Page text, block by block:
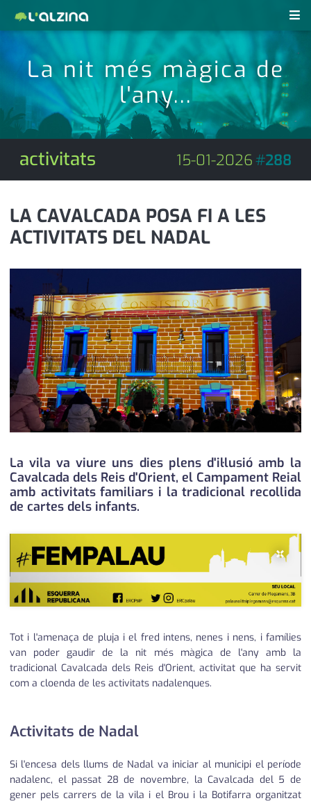
notícies
últimes notícies
activitats
agenda
empresa
esports
medi ambient
opinió
política
promo serveis
salut
serveis
societat
successos
urbanisme
revistes pdf
anunciants
subscripció
contacte
telèfons
calendari
La nit més màgica de
l'any...
activitats 15-01-2026#288
LA CAVALCADA POSA FI A LES
ACTIVITATS DEL NADAL
La vila va viure uns dies plens d'il·lusió amb la
Cavalcada dels Reis d'Orient, el Campament Reial
amb activitats familiars i la tradicional recollida
de cartes dels infants.
×
Tot i l'amenaça de pluja i el fred intens, nenes i nens, i famílies
van poder gaudir de la nit més màgica de l'any amb la
tradicional Cavalcada dels Reis d'Orient, activitat que ha servit
com a cloenda de les activitats nadalenques.
Activitats de Nadal
Si l'encesa dels llums de Nadal va iniciar al municipi el període
nadalenc, el passat 28 de novembre, la Cavalcada del 5 de
gener pels carrers de la vila i el Brou i la Botifarra organitzat